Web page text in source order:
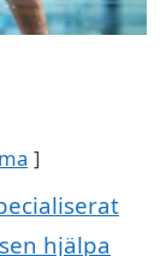
hjälpa